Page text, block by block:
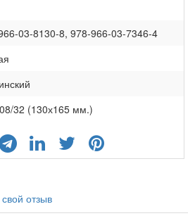
03-8130-8, 978-966-03-7346-4
32 (130х165 мм.)
отзыв